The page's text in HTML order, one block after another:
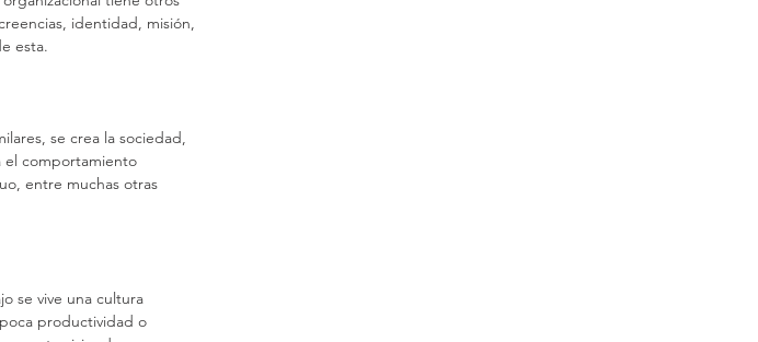
identidad, misión,
esta.
el comportamiento
entre muchas otras
se vive una cultura
productividad o